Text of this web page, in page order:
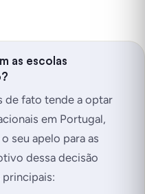
as escolas
de fato tende a optar
em Portugal,
seu apelo para as
dessa decisão